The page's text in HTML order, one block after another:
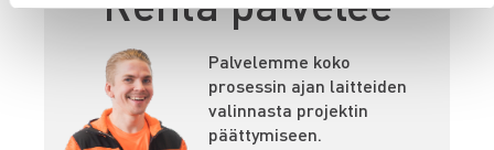
Palvelemme koko
prosessin ajan laitteiden
valinnasta projektin
päättymiseen.